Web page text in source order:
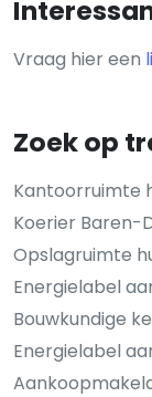
Vraag hier een
Zoek op
Kantoorruimte
Koerier Baren-
Opslagruimte
Energielabel
Bouwkundige
Energielabel